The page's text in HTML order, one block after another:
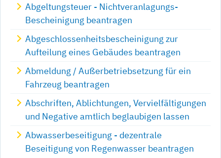
Abgeltungsteuer - Nichtveranlagungs-
Bescheinigung beantragen
Abgeschlossenheitsbescheinigung zur
Aufteilung eines Gebäudes beantragen
Abmeldung / Außerbetriebsetzung für ein
Fahrzeug beantragen
Abschriften, Ablichtungen, Vervielfältigungen
und Negative amtlich beglaubigen lassen
Abwasserbeseitigung - dezentrale
Beseitigung von Regenwasser beantragen